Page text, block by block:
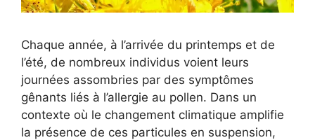
Chaque année, à l’arrivée du printemps et de
l’été, de nombreux individus voient leurs
journées assombries par des symptômes
gênants liés à l’allergie au pollen. Dans un
contexte où le changement climatique amplifie
la présence de ces particules en suspension,